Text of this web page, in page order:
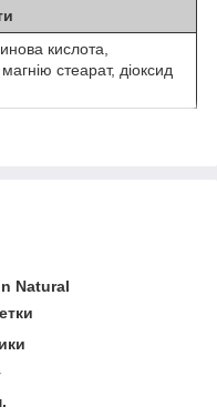
кислота,
стеарат, діоксид
Natural